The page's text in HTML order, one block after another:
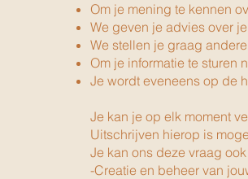
Om je mening te kennen
We geven je advies over
We stellen je graag
Om je informatie te sturen
Je wordt eveneens op de
Je kan je op elk moment
Uitschrijven hierop is
Je kan ons deze vraag
-Creatie en beheer van